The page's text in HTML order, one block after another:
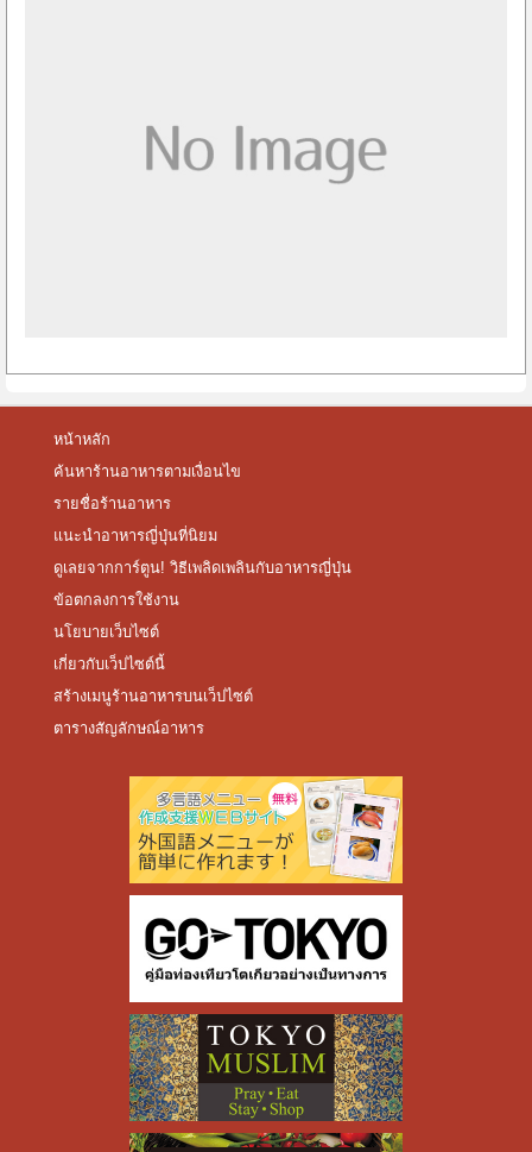
หน้าหลัก
ค้นหาร้านอาหารตามเงื่อนไข
รายชื่อร้านอาหาร
แนะนำอาหารญี่ปุ่นที่นิยม
ดูเลยจากการ์ตูน! วิธีเพลิดเพลินกับอาหารญี่ปุ่น
ข้อตกลงการใช้งาน
นโยบายเว็บไซต์
เกี่ยวกับเว็ปไซต์นี้
สร้างเมนูร้านอาหารบนเว็ปไซต์
ตารางสัญลักษณ์อาหาร